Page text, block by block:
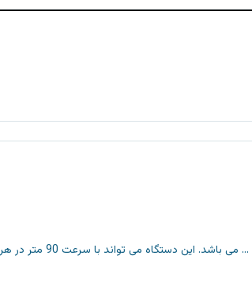
در هر دقیقه چاپ بزند. برای کسب اطلاعات بیشتر به صفحه محصول